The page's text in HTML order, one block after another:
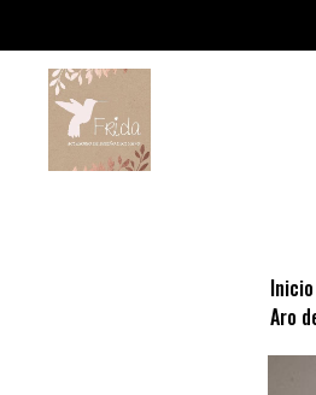
Inicio
Aro